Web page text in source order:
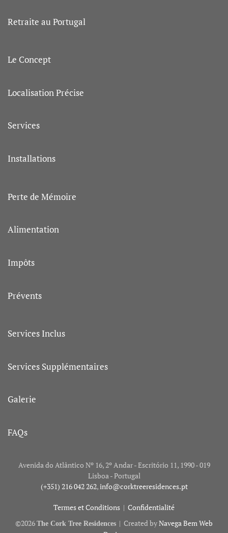
Retraite au Portugal
Le Concept
Localisation Précise
Services
Installations
Perte de Mémoire
Alimentation
Impôts
Prévents
Services Inclus
Services Supplémentaires
Galerie
FAQs
Avenida do Atlântico Nº 16, 2º Andar - Escritório 11, 1990 - 019
Lisboa - Portugal
(+351) 216 042 262,info@corktreeresidences.pt
Termes et Conditions | Confidentialité
©2026 The Cork Tree Residences | Created byNavega Bem Web